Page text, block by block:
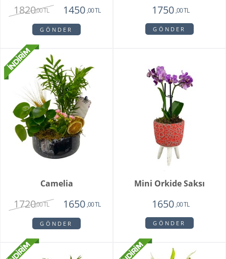
1820,00 TL 1450 ,00 TL
GÖNDER
1750 ,00 TL
GÖNDER
Camelia
1720,00 TL 1650,00 TL
GÖNDER
Mini Orkide Saksı
1650,00 TL
GÖNDER